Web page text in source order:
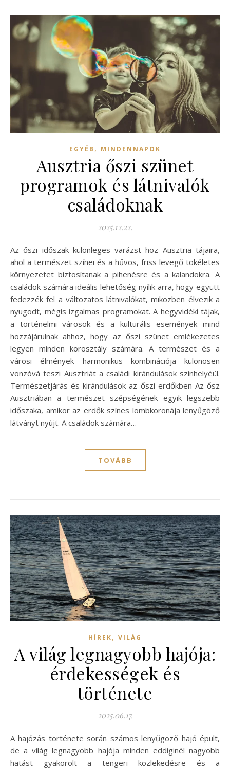
EGYÉB , MINDENNAPOK
Ausztria őszi szünet
programok és látnivalók
családoknak
2025.12.22.
Az őszi időszak különleges varázst hoz Ausztria tájaira,
ahol a természet színei és a hűvös, friss levegő tökéletes
környezetet biztosítanak a pihenésre és a kalandokra. A
családok számára ideális lehetőség nyílik arra, hogy együtt
fedezzék fel a változatos látnivalókat, miközben élvezik a
nyugodt, mégis izgalmas programokat. A hegyvidéki tájak,
a történelmi városok és a kulturális események mind
hozzájárulnak ahhoz, hogy az őszi szünet emlékezetes
legyen minden korosztály számára. A természet és a
városi élmények harmonikus kombinációja különösen
vonzóvá teszi Ausztriát a családi kirándulások színhelyéül.
Természetjárás és kirándulások az őszi erdőkben Az ősz
Ausztriában a természet szépségének egyik legszebb
időszaka, amikor az erdők színes lombkoronája lenyűgöző
látványt nyújt. A családok számára…
TOVÁBB
HÍREK, VILÁG
A világ legnagyobb hajója:
érdekességek és
története
2025.06.17.
A hajózás története során számos lenyűgöző hajó épült,
de a világ legnagyobb hajója minden eddiginél nagyobb
hatást gyakorolt a tengeri közlekedésre és a